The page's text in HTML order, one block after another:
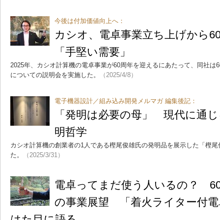
今後は付加価値向上へ：
カシオ、電卓事業立ち上げから
「手堅い需要」
2025年、カシオ計算機の電卓事業が60周年を迎えるにあたって、同社は
についての説明会を実施した。
（2025/4/8）
電子機器設計／組み込み開発メルマガ 編集後記：
「発明は必要の母」 現代に通
明哲学
カシオ計算機の創業者の1人である樫尾俊雄氏の発明品を展示した「樫
た。
（2025/3/31）
電卓ってまだ使う人いるの？
の事業展望 「着火ライター付電